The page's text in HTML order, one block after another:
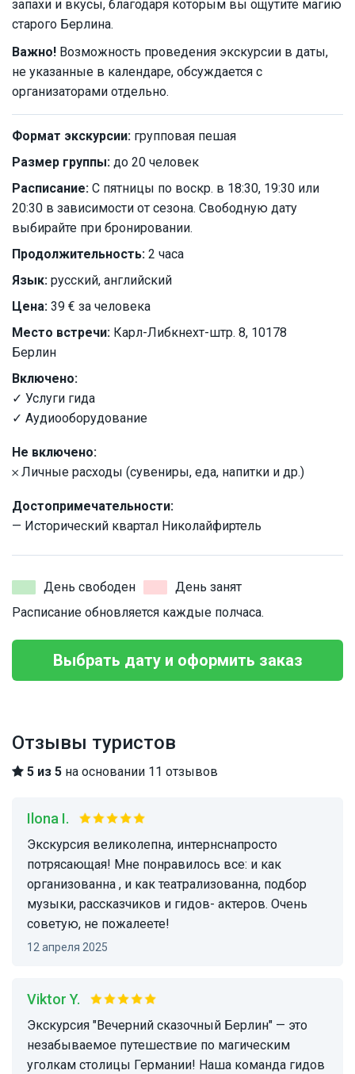
запахи и вкусы, благодаря которым вы ощутите магию
старого Берлина.
Важно! Возможность проведения экскурсии в даты,
не указанные в календаре, обсуждается с
организаторами отдельно.
Формат экскурсии: групповая пешая
Размер группы: до 20 человек
Расписание: С пятницы по воскр. в 18:30, 19:30 или
20:30 в зависимости от сезона. Свободную дату
выбирайте при бронировании.
Продолжительность: 2 часа
Язык: русский, английский
Цена: 39 € за человека
Место встречи: Карл-Либкнехт-штр. 8, 10178
Берлин
Включено:
✓ Услуги гида
✓ Аудиооборудование
Не включено:
𐄂 Личные расходы (сувениры, еда, напитки и др.)
Достопримечательности:
— Исторический квартал Николайфиртель
День свободен
День занят
Расписание обновляется каждые полчаса.
Выбрать дату и оформить заказ
Отзывы туристов
5 из 5 на основании 11 отзывов
Ilona I.
Экскурсия великолепна, интернснапросто
потрясающая! Мне понравилось все: и как
организованна , и как театрализованна, подбор
музыки, рассказчиков и гидов- актеров. Очень
советую, не пожалеете!
12 апреля 2025
Viktor Y.
Экскурсия "Вечерний сказочный Берлин" — это
незабываемое путешествие по магическим
уголкам столицы Германии! Наша команда гидов